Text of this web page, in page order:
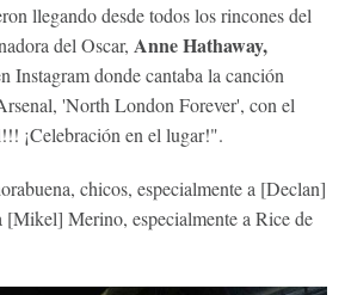
llegando desde todos los rincones del
del Oscar, Anne Hathaway,
Instagram donde cantaba la canción
'North London Forever', con el
¡Celebración en el lugar!".
chicos, especialmente a [Declan]
[Mikel] Merino, especialmente a Rice de